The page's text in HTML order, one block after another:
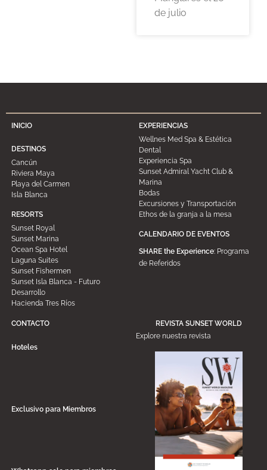
de julio
INICIO
DESTINOS
Cancún
Riviera Maya
Playa del Carmen
Isla Blanca
RESORTS
Sunset Royal
Sunset Marina
Ocean Spa Hotel
Laguna Suites
Sunset Fishermen
Sunset Isla Blanca - Futuro
Desarrollo
Hacienda Tres Ríos
EXPERIENCIAS
Wellnes Med Spa & Estética
Dental
Experiencia Spa
Sunset Admiral Yacht Club &
Marina
Bodas
Excursiones y Transportación
Ethos de la granja a la mesa
CALENDARIO DE EVENTOS
SHARE the Experience: Programa
de Referidos
REVISTA SUNSET WORLD
Explore nuestra revista
CONTACTO
Hoteles
Exclusivo para Miembros